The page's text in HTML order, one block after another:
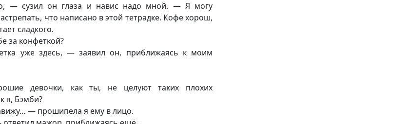
— сузил он глаза и навис надо мной. — Я могу
что написано в этой тетрадке. Кофе хорош,
сладкого.
за конфеткой?
уже здесь, — заявил он, приближаясь к моим
девочки, как ты, не целуют таких плохих
я, Бэмби?
— прошипела я ему в лицо.